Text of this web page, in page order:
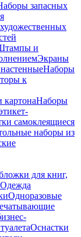
запасных
и
Экраны
Наборы
к
Наборы
самоклеящиеся
наборы из
для книг,
Одежда
Одноразовые
Оснастки